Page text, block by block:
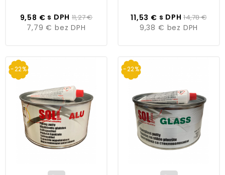
9,58 € s DPH 11,27 €
7,79 € bez DPH
11,53 € s DPH 14,78 €
9,38 € bez DPH
-22% -22%